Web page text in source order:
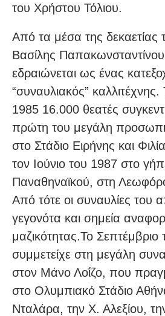
του Χρήστου Τόλιου.
Από τα μέσα της δεκαετίας
Βασίλης
εδραιώνεται ως ένας
“συναυλιακός” καλλιτέχνης.
1985 16.000 θεατές
πρώτη του μεγάλη
στο Στάδιο Ειρήνης και
τον Ιούνιο του 1987 στο
Παναθηναϊκού, στη
Από τότε οι συναυλίες του
γεγονότα και σημεία
μαζικότητας.Το Σεπτέμβριο
συμμετείχε στη μεγάλη
στον Μάνο Λοΐζο, που
στο Ολυμπιακό Στάδιο
Νταλάρα, την Χ. Αλεξίου,